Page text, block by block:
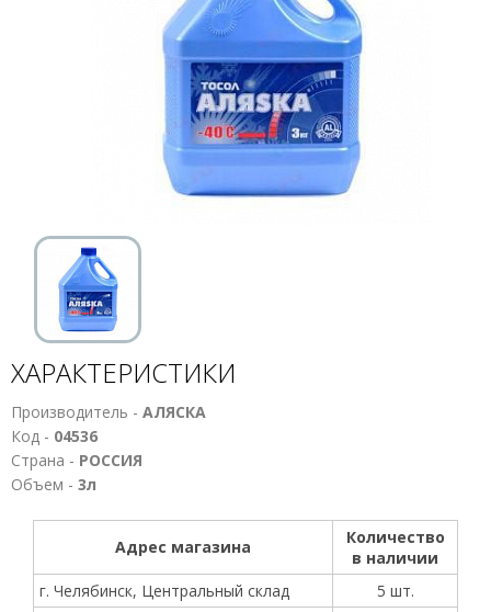
ХАРАКТЕРИСТИКИ
Производитель - АЛЯСКА
Код - 04536
Страна - РОССИЯ
Объем - 3л
Адрес магазина
Количество
в наличии
г. Челябинск, Центральный склад
5 шт.